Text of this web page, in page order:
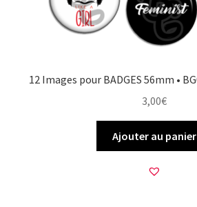
12 Images pour BADGES 56mm •
3,00€
Ajouter au panier